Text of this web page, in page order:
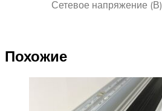
Сетевое напряжение (В)
Похожие